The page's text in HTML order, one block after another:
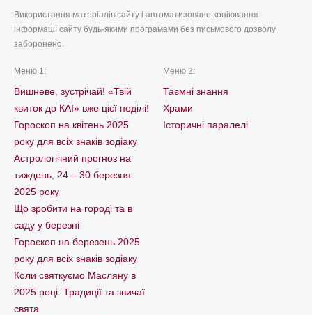
Використання матеріалів сайту і автоматизоване копіювання
інформації сайту будь-якими програмами без письмового дозволу
заборонено.
Меню 1:
Вишневе, зустрічай! «Твій
квиток до КАІ» вже цієї неділі!
Гороскоп на квітень 2025
року для всіх знаків зодіаку
Астрологічний прогноз на
тиждень, 24 – 30 березня
2025 року
Що зробити на городі та в
саду у березні
Гороскоп на березень 2025
року для всіх знаків зодіаку
Коли святкуємо Масляну в
2025 році. Традиції та звичаї
свята
Меню 2:
Таємні знання
Храми
Історичні паралелі